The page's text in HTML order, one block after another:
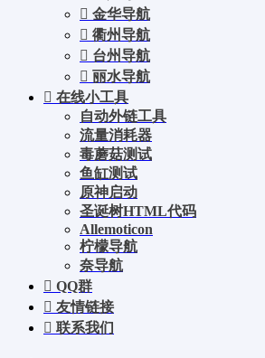
金华导航
衢州导航
台州导航
丽水导航
在线小工具
自动外链工具
流量消耗器
毒蘑菇测试
鱼缸测试
原神启动
圣诞树HTML代码
Allemoticon
柠檬导航
奈导航
QQ群
友情链接
联系我们